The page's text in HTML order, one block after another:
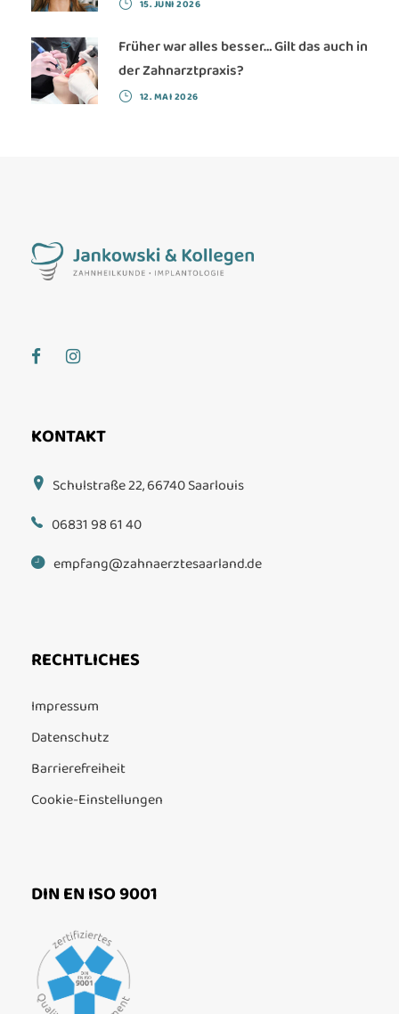
15. JUNI 2026
Früher war alles besser… Gilt das auch in
der Zahnarztpraxis?
12. MAI 2026
KONTAKT
Schulstraße 22, 66740 Saarlouis
06831 98 61 40
empfang@zahnaerztesaarland.de
RECHTLICHES
Impressum
Datenschutz
Barrierefreiheit
Cookie-Einstellungen
DIN EN ISO 9001